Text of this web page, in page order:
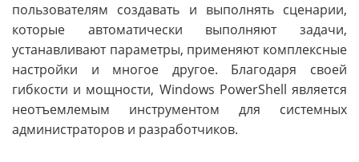
пользователям создавать и выполнять сценарии,
которые автоматически выполняют задачи,
устанавливают параметры, применяют комплексные
настройки и многое другое. Благодаря своей
гибкости и мощности, Windows PowerShell является
неотъемлемым инструментом для системных
администраторов и разработчиков.